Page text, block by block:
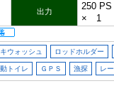
出力
250
× 1
ウォッシュ ロッドホルダー
トイレ ＧＰＳ 漁探 レ